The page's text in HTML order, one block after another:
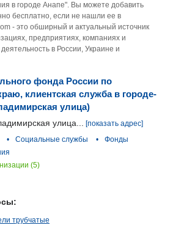
в городе Анапе". Вы можете добавить
бесплатно, если не нашли ее в
- это обширный и актуальный источник
предприятиях, компаниях и
в России, Украине и
фонда России по
клиентская служба в городе-
улица)
улица...
[показать адрес]
• Социальные службы •
Фонды
(5)
трубчатые